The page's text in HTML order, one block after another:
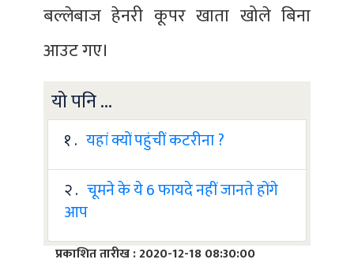
बल्लेबाज हेनरी कूपर खाता खोले बिना
आउट गए।
यो पनि ...
१ . यहां क्यों पहुंचीं कटरीना ?
२ . चूमने के ये 6 फायदे नहीं जानते होंगे
आप
प्रकाशित तारीख : 2020-12-18 08:30:00